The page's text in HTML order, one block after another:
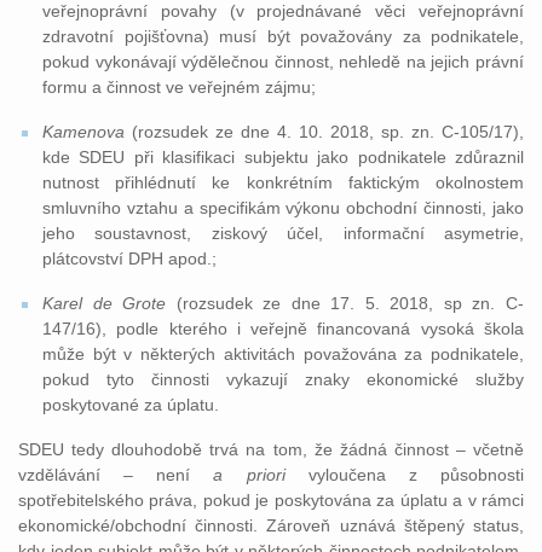
veřejnoprávní povahy (v projednávané věci veřejnoprávní
zdravotní pojišťovna) musí být považovány za podnikatele,
pokud vykonávají výdělečnou činnost, nehledě na jejich právní
formu a činnost ve veřejném zájmu;
Kamenova (rozsudek ze dne 4. 10. 2018, sp. zn. C-105/17),
kde SDEU při klasifikaci subjektu jako podnikatele zdůraznil
nutnost přihlédnutí ke konkrétním faktickým okolnostem
smluvního vztahu a specifikám výkonu obchodní činnosti, jako
jeho soustavnost, ziskový účel, informační asymetrie,
plátcovství DPH apod.;
Karel de Grote
(rozsudek ze dne 17. 5. 2018, sp zn. C-
147/16), podle kterého i veřejně financovaná vysoká škola
může být v některých aktivitách považována za podnikatele,
pokud tyto činnosti vykazují znaky ekonomické služby
poskytované za úplatu.
SDEU tedy dlouhodobě trvá na tom, že žádná činnost – včetně
vzdělávání – nenía priorivyloučena z působnosti
spotřebitelského práva, pokud je poskytována za úplatu a v rámci
ekonomické/obchodní činnosti. Zároveň uznává štěpený status,